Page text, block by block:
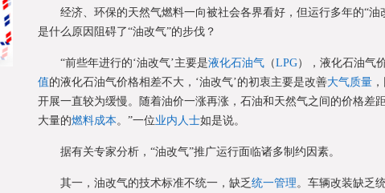
经济、环保的天然气燃料一向被社会各界看好，但运行多年的“油
是什么原因阻碍了“油改气”的步伐？
“前些年进行的‘油改气’主要是液化石油气 （LPG），液化石油气
值的液化石油气价格相差不大，‘油改气’的初衷主要是改善大气质量
开展一直较为缓慢。随着油价一涨再涨，石油和天然气之间的价格差
大量的燃料成本。”一位业内人士如是说。
据有关专家分析，“油改气”推广运行面临诸多制约因素。
其一，油改气的技术标准不统一，缺乏统一管理。车辆改装缺乏